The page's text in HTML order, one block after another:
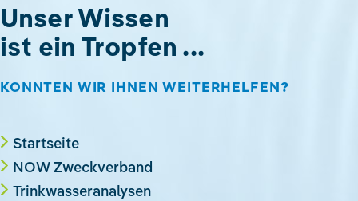
Unser Wissen
ist ein Tropfen ...
KONNTEN WIR IHNEN WEITERHELFEN?
Startseite
NOW Zweckverband
Trinkwasseranalysen